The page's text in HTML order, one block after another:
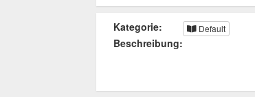
Kategorie: Default
Beschreibung: